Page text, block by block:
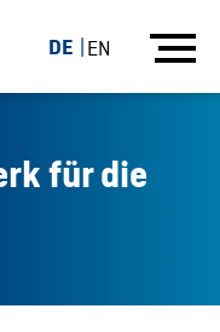
DE EN
für die